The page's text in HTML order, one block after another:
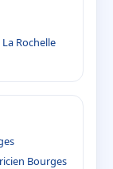
Rochelle
Bourges